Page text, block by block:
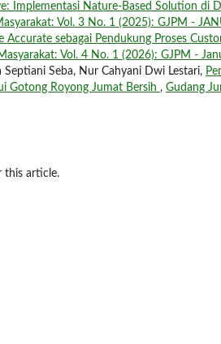
Implementasi Nature-Based Solution di
Vol. 3 No. 1 (2025): GJPM -
Accurate sebagai Pendukung Proses
Vol. 4 No. 1 (2026): GJPM -
Seba, Nur Cahyani Dwi Lestari,
Gotong Royong Jumat Bersih , Gudang
this article.